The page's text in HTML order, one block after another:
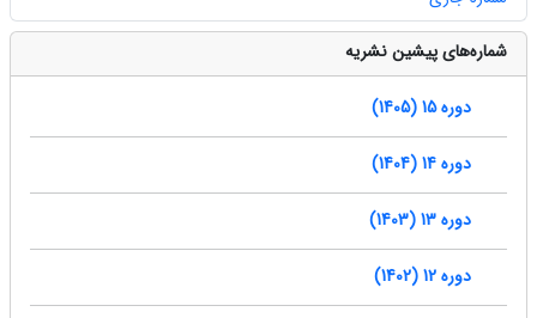
شماره‌های پیشین نشریه
دوره 15 (1405)
دوره 14 (1404)
دوره 13 (1403)
دوره 12 (1402)